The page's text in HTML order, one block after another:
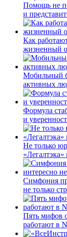
Помощь не
и
Как
жизненный
Мобильный
активных
Формула
и
Не только
«Легалтэка»
Симфония
не только
Пять мифов
работают в